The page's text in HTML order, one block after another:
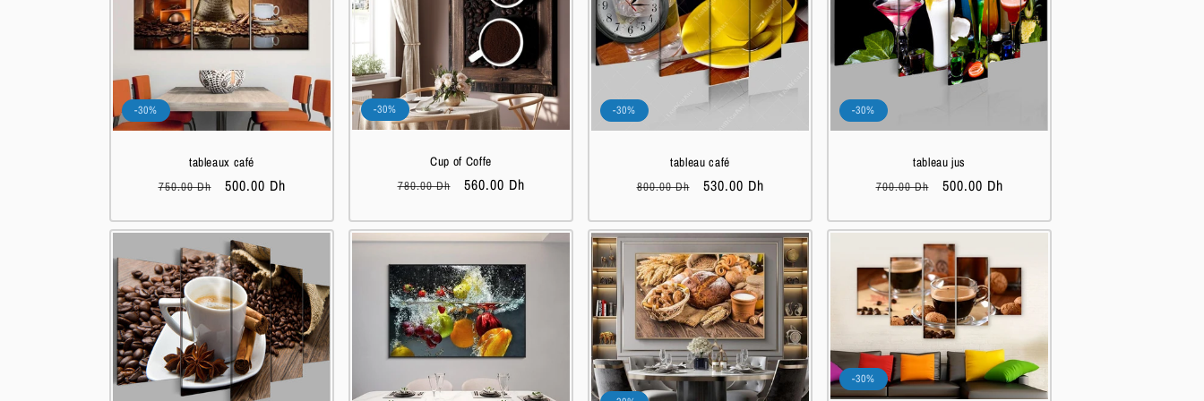
-30%
tableaux café
Prix
750.00 Dh
Prix
500.00 Dh
-30%
Cup of Coffe
Prix
780.00 Dh
Prix
560.00 Dh
-30%
tableau café
Prix
800.00 Dh
Prix
530.00 Dh
-30%
tableau jus
Prix
700.00 Dh
Prix
500.00 Dh
-30%